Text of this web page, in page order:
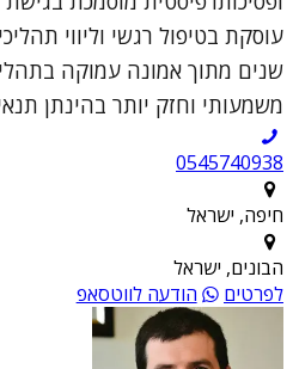
שנים מתוך אמונה עמוקה בתהליך
משמעותי וחזק יותר בהינתן
0545740938
חיפה, ישראל
הבונים, ישראל
לפרטים
הודעה לווטסאפ